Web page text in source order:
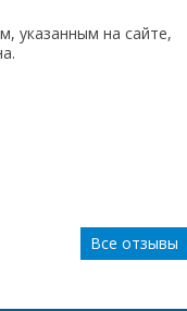
указанным на сайте,
Все отзывы